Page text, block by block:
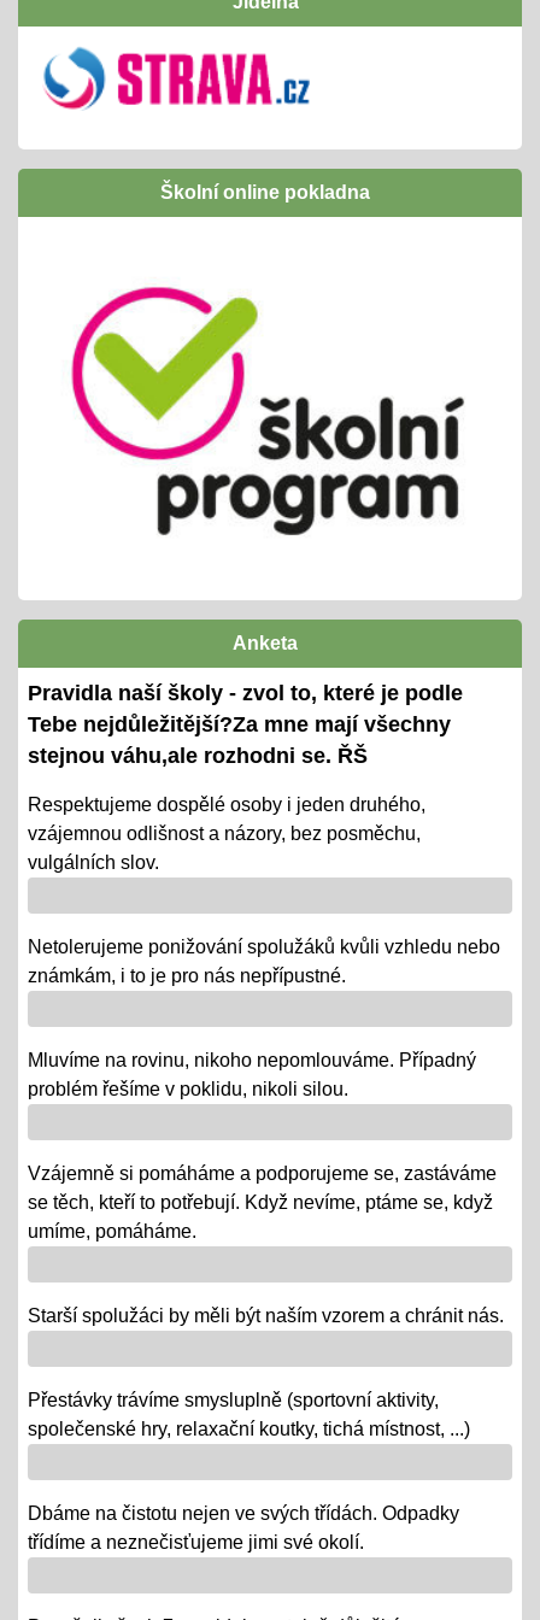
Inovativní vzdělávání /Šablony I OPJAK
01.09.2024
následně budeme žádat zapojení do Šablony
II OPJAK
Letní slavnost
25.06.2024
příprava tradiční celoškolní akce
propojeno do vrstevnického vyučování
variabilní termín dle počasí /25. nebo 26.6.
Pololetní zjišťování a vyhodnocování
výstupů ŠVP pro 2. pololetí
Ověřování výstupů vzd. k 1. pololetí
08.01.2024
- tradiční KP a TP od 8. 1. do 22. 1.
- termíny oznámeny na KOMENS
- DRŽÍME PĚSTI
Vánoce - tradiční projektová výuka
01.12.2018
- po celý ADVENT využijeme projektovou výuku v
letos bez JARMARKU, ale s vrstevnickou výukou ve
VV = "MALÍ UČÍ VELKÉ"
08.10.2018
- vědomostní a výtvarné soutěže
- školní rozhlasové vysílání
Výlety tříd, exkurze
12.06.2018
- od 18. 6. se "chystají" třídy za novými poznatky a
"Maturity" - IX.
06.06.2018
- 6. a 7. 6. = volná témata v prezentacích a "ústní" /
Školní online pokladna
Anketa
Pravidla naší školy - zvol to, které je podle
Tebe nejdůležitější?Za mne mají všechny
stejnou váhu,ale rozhodni se. ŘŠ
Respektujeme dospělé osoby i jeden druhého,
vzájemnou odlišnost a názory, bez posměchu,
vulgálních slov.
Netolerujeme ponižování spolužáků kvůli vzhledu nebo
známkám, i to je pro nás nepřípustné.
Mluvíme na rovinu, nikoho nepomlouváme. Případný
problém řešíme v poklidu, nikoli silou.
Vzájemně si pomáháme a podporujeme se, zastáváme
se těch, kteří to potřebují. Když nevíme, ptáme se, když
umíme, pomáháme.
Starší spolužáci by měli být naším vzorem a chránit nás.
Přestávky trávíme smysluplně (sportovní aktivity,
společenské hry, relaxační koutky, tichá místnost, ...)
Dbáme na čistotu nejen ve svých třídách. Odpadky
třídíme a neznečisťujeme jimi své okolí.